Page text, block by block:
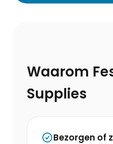
Waarom
Supplies
Bezorgen of